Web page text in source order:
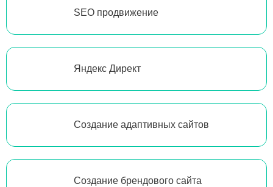
SEO продвижение
Яндекс Директ
Создание адаптивных сайтов
Создание брендового сайта